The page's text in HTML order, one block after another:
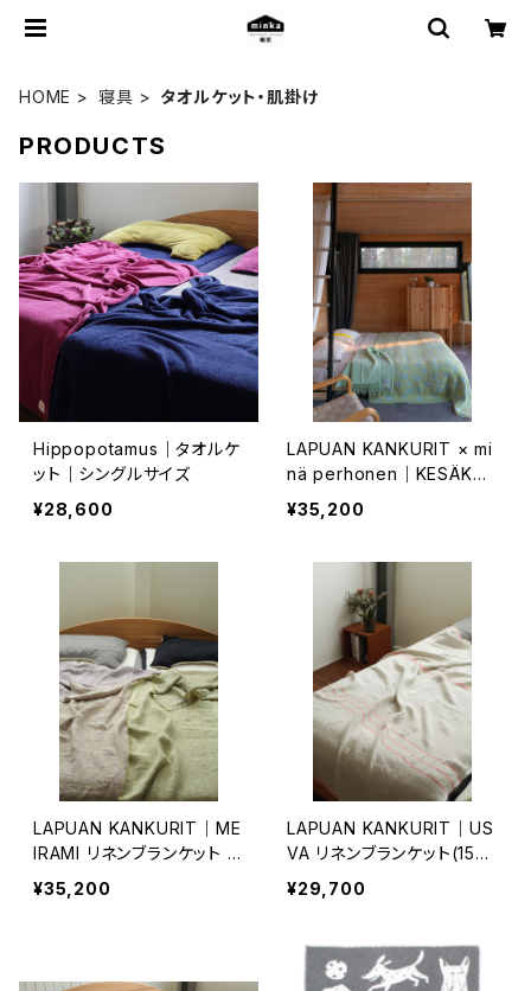
HOME 寝具 タオルケット・肌掛け
PRODUCTS
Hippopotamus｜タオルケ
ット｜シングルサイズ
¥28,600
LAPUAN KANKURIT × mi
nä perhonen｜KESÄKUK
KA リネンブランケット 145×
260cm
¥35,200
LAPUAN KANKURIT｜ME
IRAMI リネンブランケット 1
45×260cm
¥35,200
LAPUAN KANKURIT｜US
VA リネンブランケット(150
×200cm)
¥29,700